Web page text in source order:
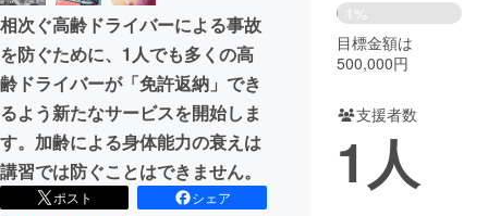
まちづくり・地域活性化
CAMPFIRE for Social Good
CAMPFIRE Creation
CAMPFIREふるさと納税machi-ya コミュニティ
相次ぐ高齢ドライバーによる事故
を防ぐために、1人でも多くの高
齢ドライバーが「免許返納」でき
るよう新たなサービスを開始しま
す。加齢による身体能力の衰えは
講習では防ぐことはできません。
ポスト
シェア
1%
目標金額は
500,000円
支援者数
1人